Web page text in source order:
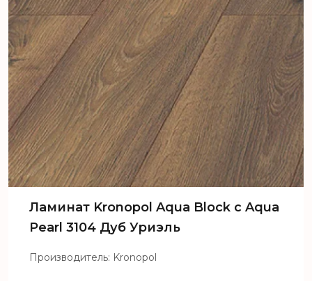
Ламинат Kronopol Aqua Block c Aqua
Pearl 3104 Дуб Уриэль
Производитель: Kronopol